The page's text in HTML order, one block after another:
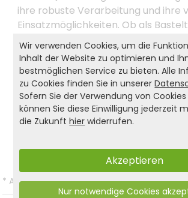
ihre robuste Verarbeitung und ihre
Einsatzmöglichkeiten. Ob als
Spieltisch oder erste Lernstation –
Möbelset begleitet Kinder
Alltag.
Produkt- und Sicherheitshinweise:
* Alle Preise inkl. gesetzl. MwSt. und zzgl.
Wir verwenden Cookies, um die
Inhalt der Website zu optimieren und
bestmöglichen Service zu bieten. Alle
zu Cookies finden Sie in unserer
Sofern Sie der Verwendung von
können Sie diese Einwilligung jederzeit
die Zukunfthier widerrufen.
Akzeptieren
Nur notwendige Cookies